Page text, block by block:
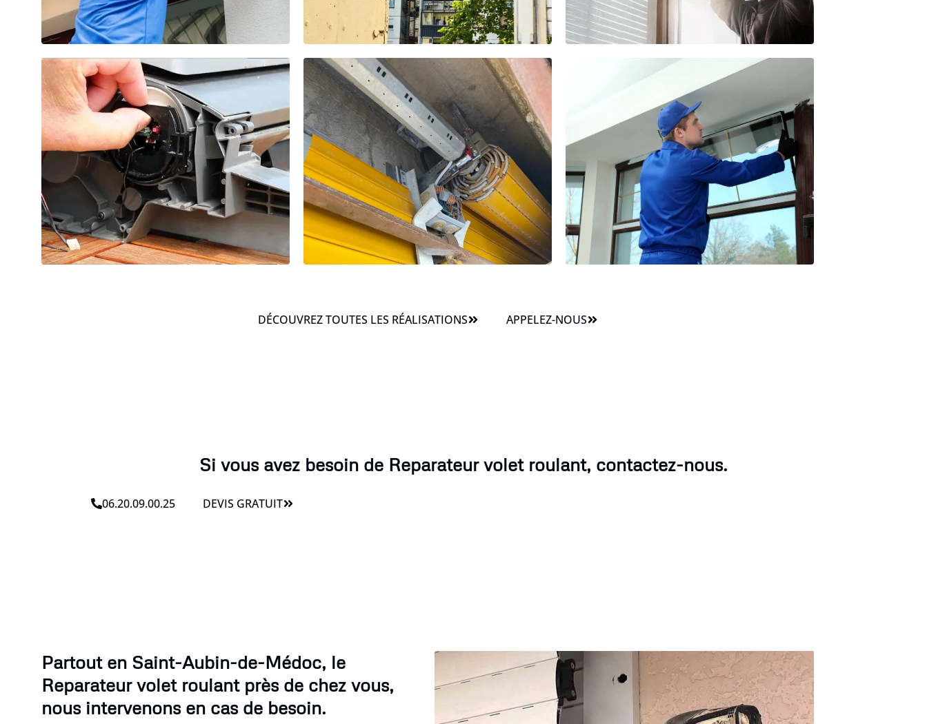
DÉCOUVREZ TOUTES LES RÉALISATIONS APPELEZ-NOUS
Si vous avez besoin de Reparateur volet roulant, contactez-nous.
06.20.09.00.25 DEVIS GRATUIT
Partout en Saint-Aubin-de-Médoc, le
Reparateur volet roulant près de chez vous,
nous intervenons en cas de besoin.